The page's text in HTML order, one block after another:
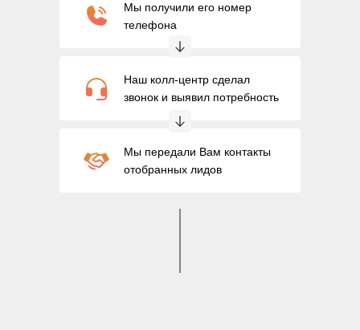
Мы получили его номер
телефона
Наш колл-центр сделал
звонок и выявил потребность
Мы передали Вам контакты
отобранных лидов